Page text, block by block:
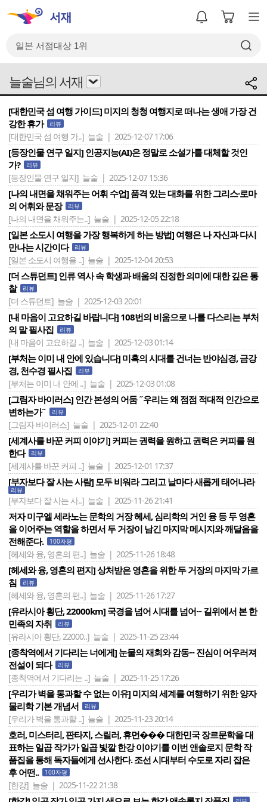
늘술님의 서재
[대한민국 섬 여행 가이드] 미지의 청청 여행지로 떠나는 생애 가장 건
강한 휴가
리뷰
[대한민국 섬 여행 가..] 늘술 | 2025-12-07 17:06
[등장인물 연구 일지] 인공지능(AI)은 정말로 소설가를 대체할 것인
가?
리뷰
[등장인물 연구 일지] 늘술 | 2025-12-07 15:36
[나의 내면을 채워주는 어휘 수업] 품격 있는 대화를 위한 그리스·로마
의 어휘와 문장
리뷰
[나의 내면을 채워주는..] 늘술 | 2025-12-05 22:18
[일본 소도시 여행을 가장 행복하게 하는 방법] 여행은 나 자신과 다시
만나는 시간이다
리뷰
[일본 소도시 여행을 ..] 늘술 | 2025-12-04 20:53
[더 스튜던트] 인류 역사 속 학생과 배움의 진정한 의미에 대한 깊은 통
찰
리뷰
[더 스튜던트] 늘술 | 2025-12-03 20:01
[내 마음이 고요하길 바랍니다] 108번의 비움으로 나를 다스리는 부처
의 말 필사집
리뷰
[내 마음이 고요하길 ..] 늘술 | 2025-12-03 01:14
[부처는 이미 내 안에 있습니다] 미혹의 시대를 건너는 반야심경, 금강
경, 천수경 필사집
리뷰
[부처는 이미 내 안에 ..] 늘술 | 2025-12-03 01:08
[그림자 바이러스] 인간 본성의 어둠 ˝우리는 왜 점점 적대적 인간으로
변하는가˝
리뷰
[그림자 바이러스] 늘술 | 2025-12-01 22:40
[세계사를 바꾼 커피 이야기] 커피는 권력을 원하고 권력은 커피를 원
한다
리뷰
[세계사를 바꾼 커피 ..] 늘술 | 2025-12-01 17:37
[부자보다 잘 사는 사람] 모두 비워라 그리고 날마다 새롭게 태어나라
리뷰
[부자보다 잘 사는 사..] 늘술 | 2025-11-26 21:41
저자 미구엘 세라노는 문학의 거장 헤세, 심리학의 거인 융 등 두 영혼
을 이어주는 역할을 하면서 두 거장이 남긴 마지막 메시지와 깨달음을
전해준다.
100자평
[헤세와 융, 영혼의 편..] 늘술 | 2025-11-26 18:48
[헤세와 융, 영혼의 편지] 상처받은 영혼을 위한 두 거장의 마지막 가르
침
리뷰
[헤세와 융, 영혼의 편..] 늘술 | 2025-11-26 17:27
[유라시아 횡단, 22000km] 국경을 넘어 시대를 넘어··· 길위에서 본 한
민족의 자취
리뷰
[유라시아 횡단, 22000..] 늘술 | 2025-11-25 23:44
[종착역에서 기다리는 너에게] 눈물의 재회와 감동··· 진심이 어우러져
전설이 되다
리뷰
[종착역에서 기다리는 ..] 늘술 | 2025-11-25 17:26
[우리가 벽을 통과할 수 없는 이유] 미지의 세계를 여행하기 위한 양자
물리학 기본 개념서
리뷰
[우리가 벽을 통과할 ..] 늘술 | 2025-11-23 20:14
호러, 미스터리, 판타지, 스릴러, 휴먼��� 대한민국 장르문학을 대
표하는 일곱 작가가 일곱 빛깔 한강 이야기를 이번 앤솔로지 문학 작
품집을 통해 독자들에게 선사한다. 조선 시대부터 수도로 자리 잡은
후 어떤..
100자평
[한강] 늘술 | 2025-11-22 21:38